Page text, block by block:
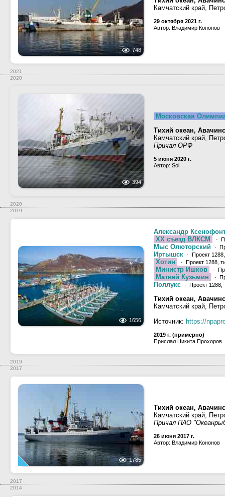
748
Камчатский край,
29 октября 2021 г.
Автор: Владимир Кононов
2021
2020
394
Московская
Тихий океан,
Камчатский край,
Причал ОРФ
5 июня 2020 г.
Автор: Sol
2020
2019
1656
Александр
XX съезд ВЛКСМ
·
Мыс Олюторский ·
Иртышск · Проект
Хотин · Проект 1288,
Министр Ишков ·
Матвей Кузьмин ·
Поллукс · Проект 1288,
Тихий океан,
Камчатский край,
Источник: https://
2019 г. (примерно)
Прислал Никита Прохоров
2019
2017
1785
Тихий океан,
Камчатский край,
Причал ПАО
26 июня 2017 г.
Автор: Владимир Кононов
2017
2014